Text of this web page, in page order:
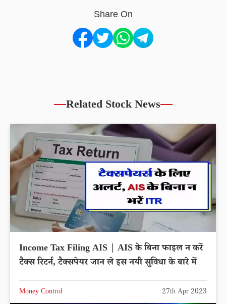
Share On
Related Stock News
Income Tax Filing AIS | AIS के बिना फाइल न करें
टैक्स रिटर्न, टैक्सपेयर जान ले इस नयी सुविधा के बारे में
Money Control 27th Apr 2023